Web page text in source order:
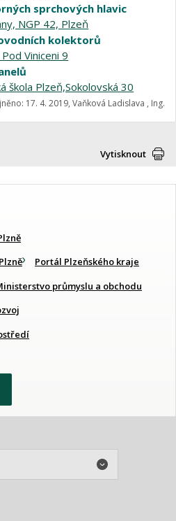
sprchových hlavic
NGP 42, Plzeň
kolektorů
Viniceni 9
škola Plzeň,Sokolovská 30
17. 4. 2019, Vaňková Ladislava , Ing.
Vytisknout
Portál Plzeňského kraje
průmyslu a obchodu